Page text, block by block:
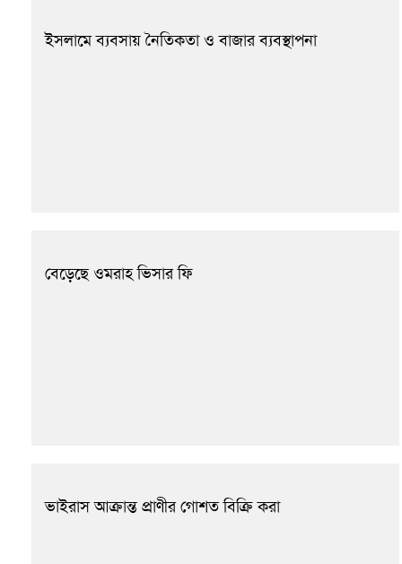
ইসলামে ব্যবসায় নৈতিকতা ও বাজার ব্যবস্থাপনা
বেড়েছে ওমরাহ ভিসার ফি
ভাইরাস আক্রান্ত প্রাণীর গোশত বিক্রি করা